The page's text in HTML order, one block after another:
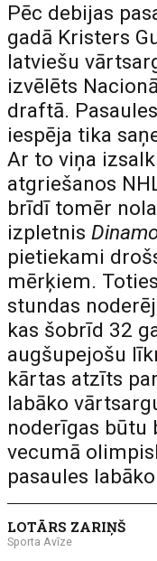
Pēc debijas
gadā Kristers
latviešu
izvēlēts
draftā.
iespēja tika
Ar to viņa
atgriešanos
brīdī tomēr
izpletnis
pietiekami
mērķiem.
stundas
kas šobrīd 32
augšupejošu
kārtas atzīts
labāko
noderīgas būtu
vecumā
pasaules
LOTĀRS ZARIŅŠ
Sporta Avīze